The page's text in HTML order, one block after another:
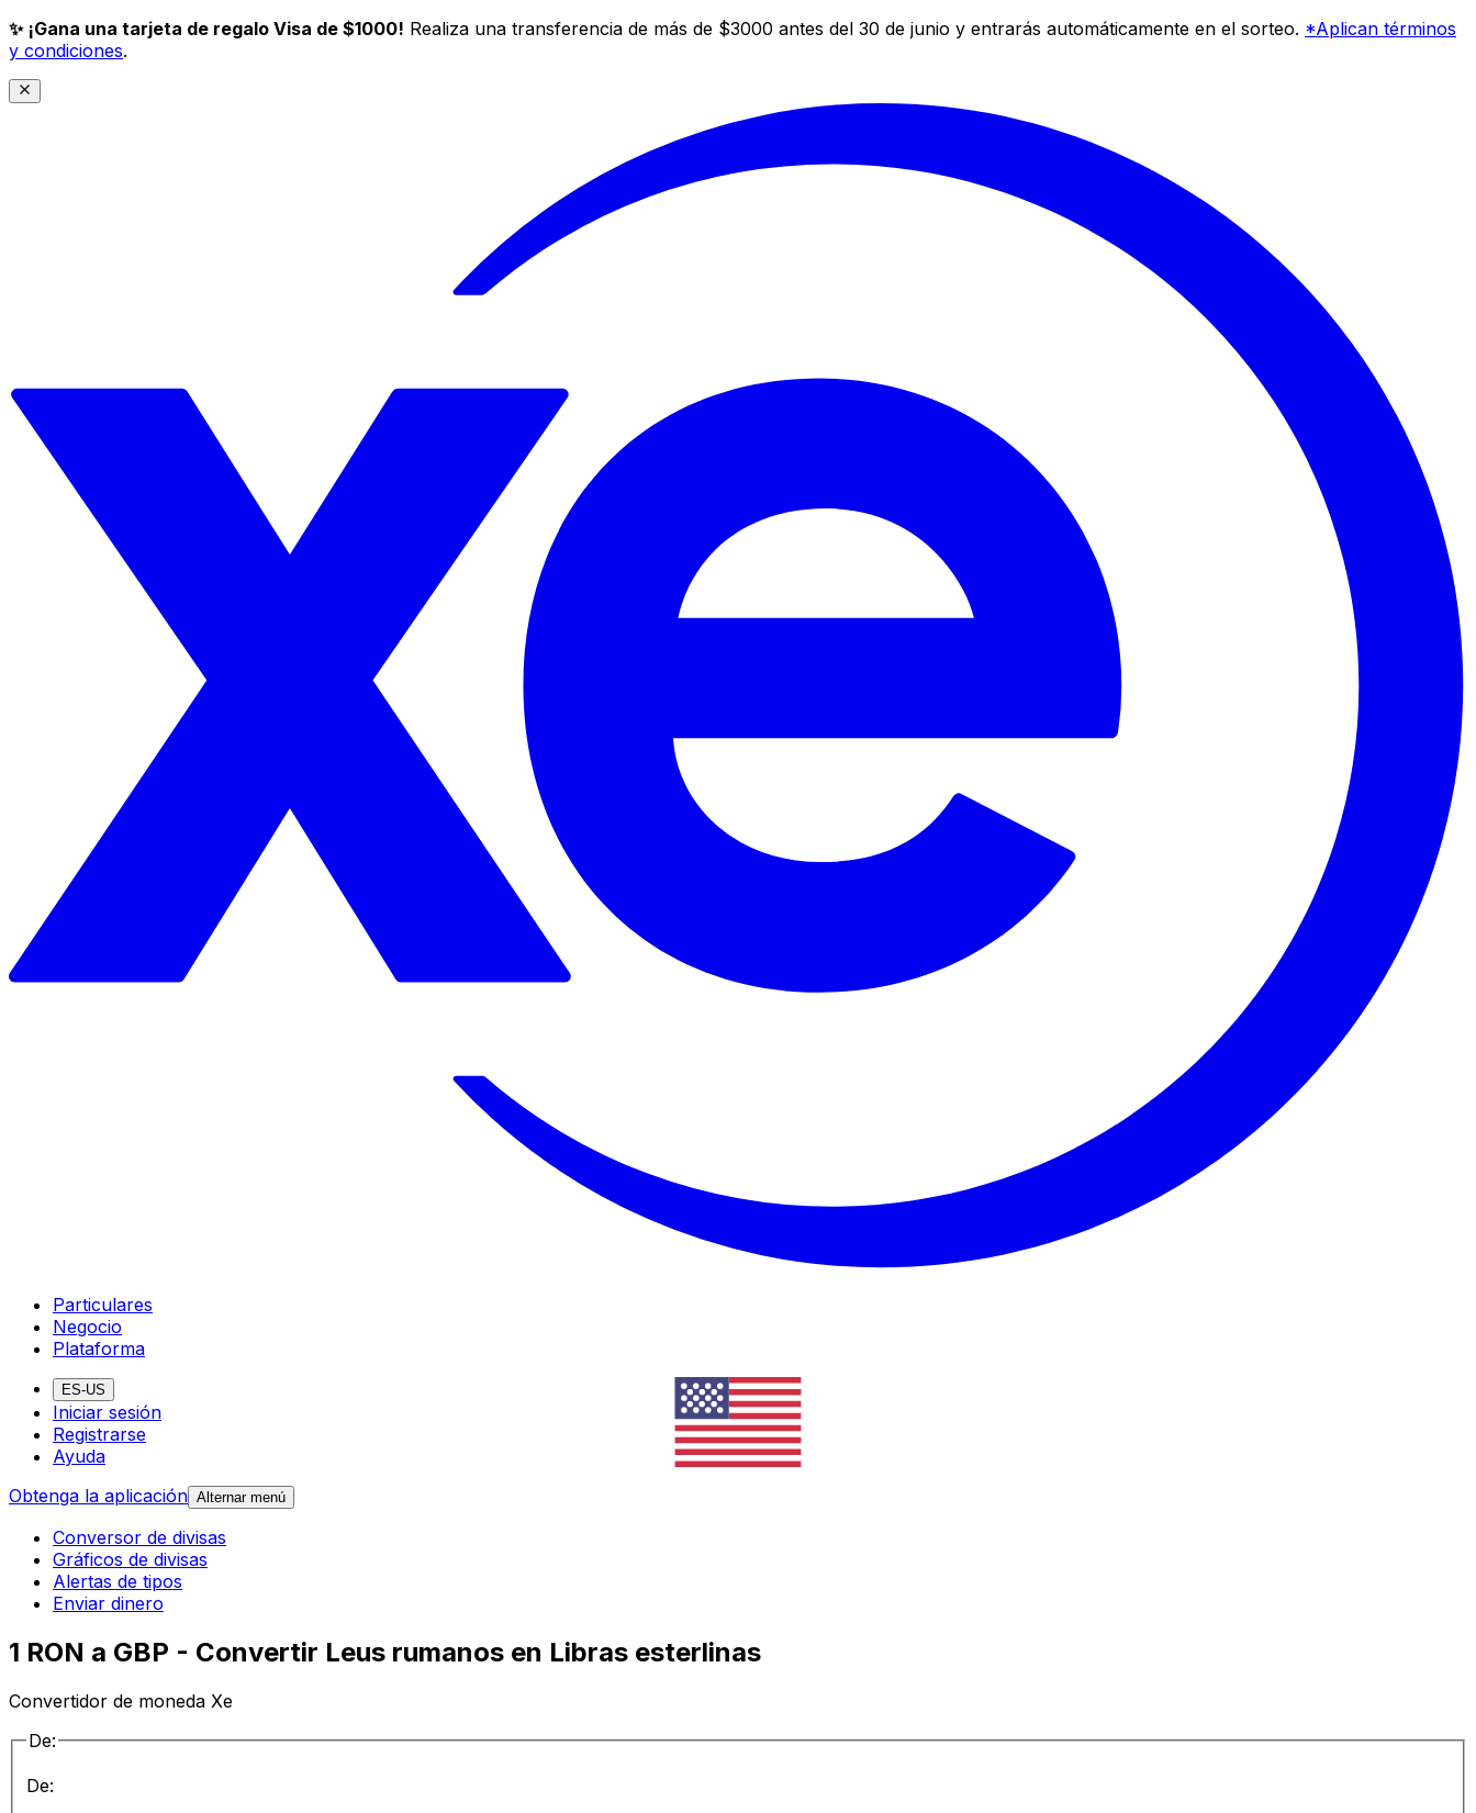
✨ ¡Gana una tarjeta de regalo Visa de $1000! Realiza una transferencia de más de $3000 antes del 30 de junio y entrarás automáticamente en el sorteo. *Aplican términos
y condiciones.
Particulares
Negocio
Plataforma
ES-US
Iniciar sesión
Registrarse
Ayuda
Obtenga la aplicación Alternar menú
Conversor de divisas
Gráficos de divisas
Alertas de tipos
Enviar dinero
1 RON a GBP - Convertir Leus rumanos en Libras esterlinas
Convertidor de moneda Xe
De:
De: